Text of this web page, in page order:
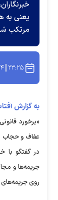
یعنی به
مرتکب
۲۳:۲۵
به گزارش
«برخورد
عفاف و حجاب
در گفتگو با
جریمه‌ها و
روی